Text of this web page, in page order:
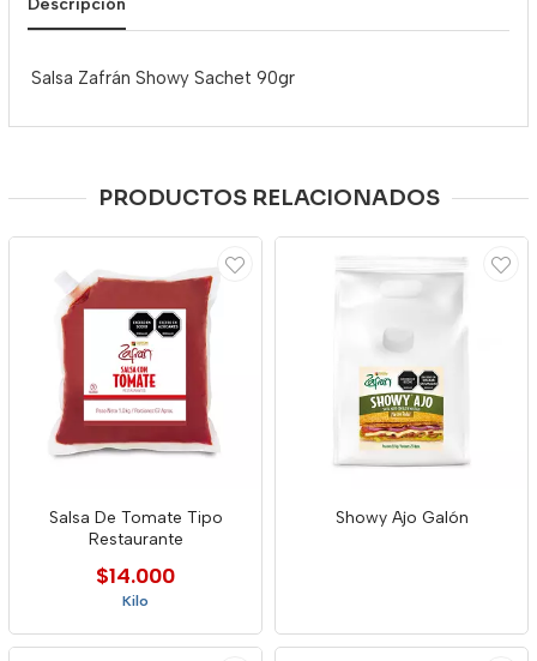
Descripción
Salsa Zafrán Showy Sachet 90gr
PRODUCTOS RELACIONADOS
Salsa De Tomate Tipo
Restaurante
$14.000
Kilo
Showy Ajo Galón